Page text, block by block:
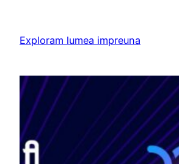
content
Exploram lumea impreuna